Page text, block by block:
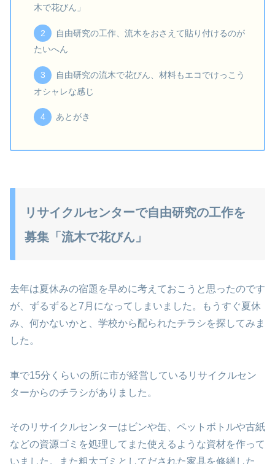
木で花びん」
自由研究の工作、流木をおさえて貼り付けるのが
たいへん
自由研究の流木で花びん、材料もエコでけっこう
オシャレな感じ
あとがき
リサイクルセンターで自由研究の工作を
募集「流木で花びん」
去年は夏休みの宿題を早めに考えておこうと思ったのです
が、ずるずると7月になってしまいました。もうすぐ夏休
み、何かないかと、学校から配られたチラシを探してみま
した。
車で15分くらいの所に市が経営しているリサイクルセン
ターからのチラシがありました。
そのリサイクルセンターはビンや缶、ペットボトルや古紙
などの資源ゴミを処理してまた使えるような資材を作って
いました。また粗大ゴミとしてだされた家具を修繕した